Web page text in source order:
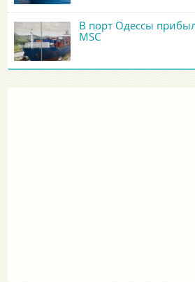
В порт Одессы
MSC